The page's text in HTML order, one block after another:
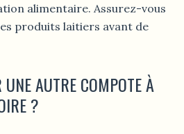
alimentaire. Assurez-vous
produits laitiers avant de
AUTRE COMPOTE À
?